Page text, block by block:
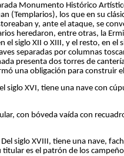
Monumento Histórico
(Templarios), los que en su
y, ante el ataque, se
heredaron, entre otras, la
siglo XII o XIII, y el resto, en
separadas por columnas
presenta dos torres de
una obligación para construir
siglo XVI, tiene una nave con
con bóveda vaída con
Del siglo XVIII, tiene una nave,
titular es el patrón de los